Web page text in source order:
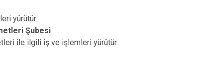
yürütür.
Şubesi
ile ilgili iş ve işlemleri yürütür.